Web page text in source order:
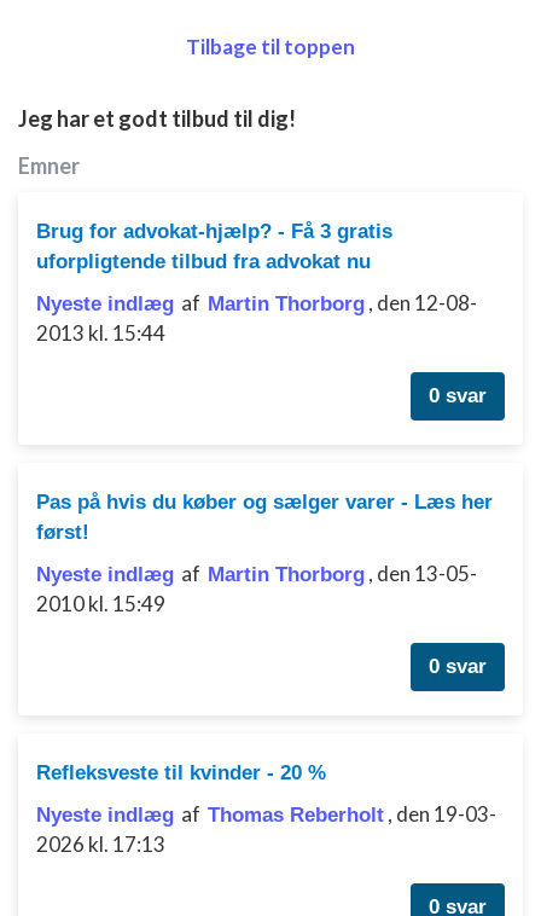
Tilbage til toppen
Jeg har et godt tilbud til dig!
Emner
Brug for advokat-hjælp? - Få 3 gratis
uforpligtende tilbud fra advokat nu
Nyeste indlæg af Martin Thorborg , den 12-08-
2013 kl. 15:44
0 svar
Pas på hvis du køber og sælger varer - Læs her
først!
Nyeste indlæg af Martin Thorborg , den 13-05-
2010 kl. 15:49
0 svar
Refleksveste til kvinder - 20 %
Nyeste indlæg af Thomas Reberholt , den 19-03-
2026 kl. 17:13
0 svar